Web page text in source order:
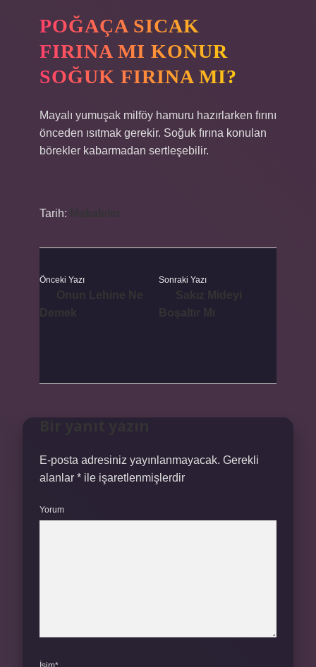
POĞAÇA SICAK
FIRINA MI KONUR
SOĞUK FIRINA MI?
Mayalı yumuşak milföy hamuru hazırlarken fırını
önceden ısıtmak gerekir. Soğuk fırına konulan
börekler kabarmadan sertleşebilir.
Tarih:
Önceki Yazı Sonraki Yazı
E-posta adresiniz yayınlanmayacak. Gerekli
alanlar * ile işaretlenmişlerdir
Yorum